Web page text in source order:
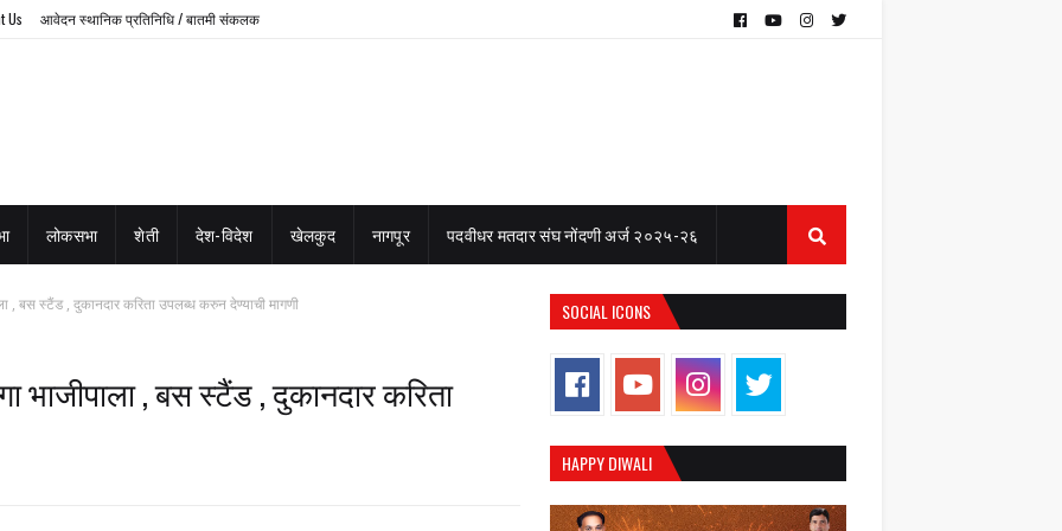
Us आवेदन स्थानिक प्रतिनिधि / बातमी संकलक
लोकसभा शेती देश-विदेश खेलकुद नागपूर पदवीधर मतदार संघ नोंदणी अर्ज २०२५-२६
, बस स्टैंड , दुकानदार करिता उपलब्ध करुन देण्याची मागणी
भाजीपाला , बस स्टैंड , दुकानदार करिता
SOCIAL ICONS
HAPPY DIWALI